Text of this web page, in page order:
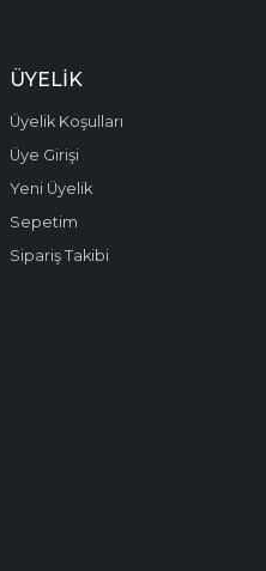
ÜYELIK
Üyelik Koşulları
Üye Girişi
Yeni Üyelik
Sepetim
Sipariş Takibi